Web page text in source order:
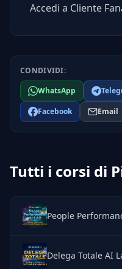
Accedi a Cliente
CONDIVIDI:
WhatsApp
Facebook
Email
Tutti i corsi di
Delega Totale AI